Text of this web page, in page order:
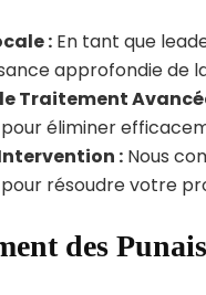
: En tant que
approfondie de
Traitement
éliminer
: Nous
résoudre votre
des